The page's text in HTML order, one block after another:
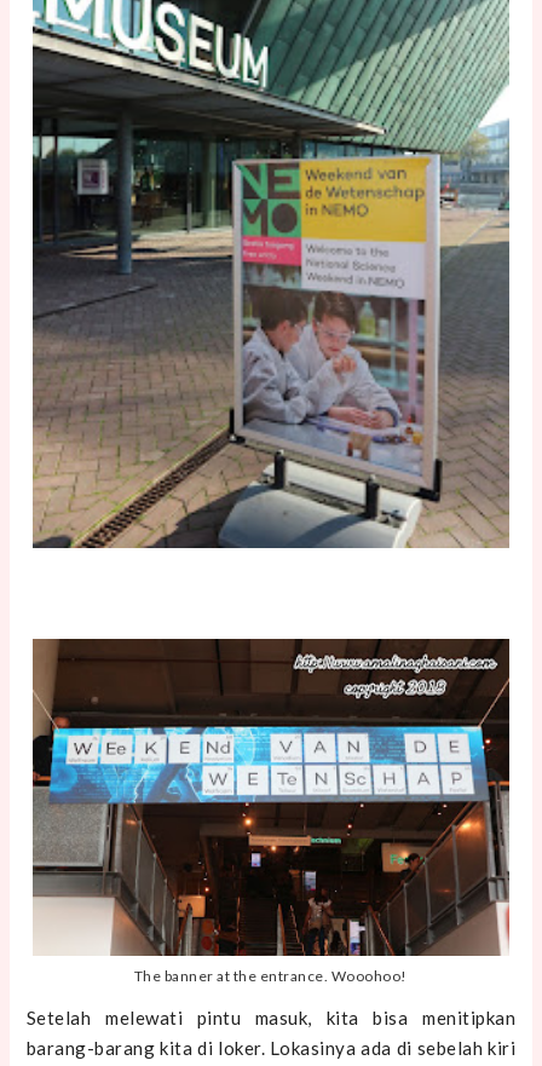
The banner at the entrance. Wooohoo!
Setelah melewati pintu masuk, kita bisa menitipkan
barang-barang kita di loker. Lokasinya ada di sebelah kiri